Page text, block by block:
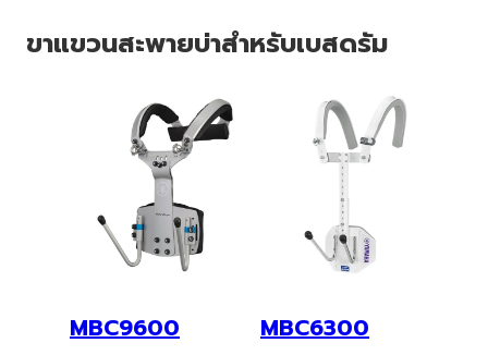
ขาแขวนสะพายบ่าสำหรับเบสดรัม
MBC9600 MBC6300